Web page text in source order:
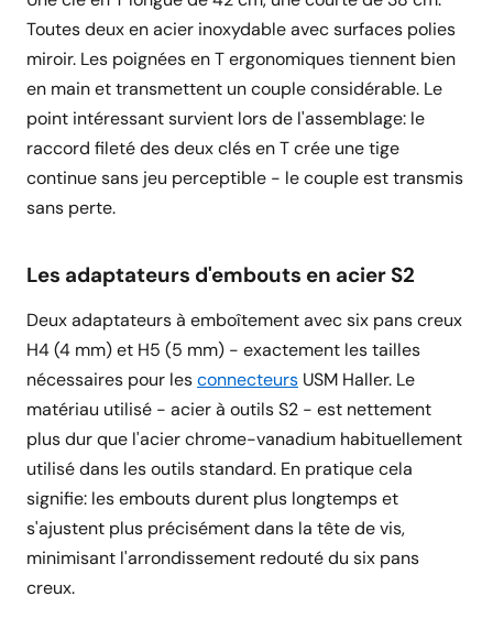
Toutes deux en acier inoxydable avec surfaces polies
miroir. Les poignées en T ergonomiques tiennent bien
en main et transmettent un couple considérable. Le
point intéressant survient lors de l'assemblage: le
raccord fileté des deux clés en T crée une tige
continue sans jeu perceptible - le couple est transmis
sans perte.
Les adaptateurs d'embouts en acier S2
Deux adaptateurs à emboîtement avec six pans creux
H4 (4 mm) et H5 (5 mm) - exactement les tailles
nécessaires pour lesconnecteurs USM Haller. Le
matériau utilisé - acier à outils S2 - est nettement
plus dur que l'acier chrome-vanadium habituellement
utilisé dans les outils standard. En pratique cela
signifie: les embouts durent plus longtemps et
s'ajustent plus précisément dans la tête de vis,
minimisant l'arrondissement redouté du six pans
creux.